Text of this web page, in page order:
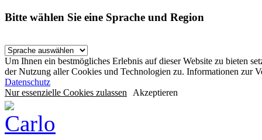
Bitte wählen Sie eine Sprache und Region
Um Ihnen ein bestmögliches Erlebnis auf dieser Website zu bieten
der Nutzung aller Cookies und Technologien zu. Informationen zur
Datenschutz
Nur essenzielle Cookies zulassen Akzeptieren